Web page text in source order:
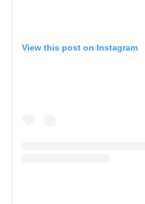
View this post on Instagram